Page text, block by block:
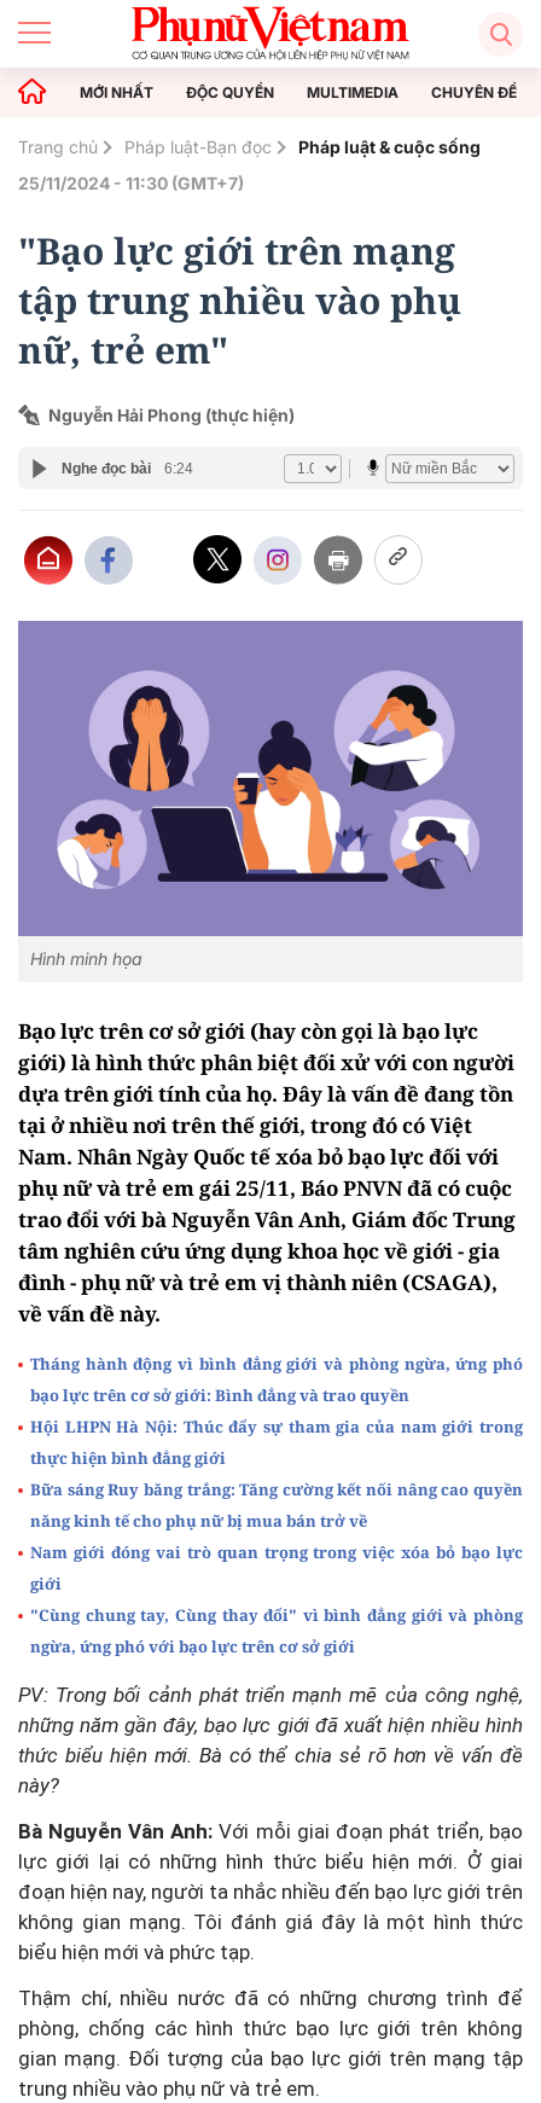
MỚI NHẤT ĐỘC QUYỀN MULTIMEDIA CHUYÊN ĐỀ
Trang chủ Pháp luật-Bạn đọc
Pháp luật & cuộc sống
25/11/2024 - 11:30 (GMT+7)
"Bạo lực giới trên mạng
tập trung nhiều vào phụ
nữ, trẻ em"
Nguyễn Hải Phong (thực hiện)
Nghe đọc bài 6:24
Hình minh họa
Bạo lực trên cơ sở giới (hay còn gọi là bạo lực
giới) là hình thức phân biệt đối xử với con người
dựa trên giới tính của họ. Đây là vấn đề đang tồn
tại ở nhiều nơi trên thế giới, trong đó có Việt
Nam. Nhân Ngày Quốc tế xóa bỏ bạo lực đối với
phụ nữ và trẻ em gái 25/11, Báo PNVN đã có cuộc
trao đổi với bà Nguyễn Vân Anh, Giám đốc Trung
tâm nghiên cứu ứng dụng khoa học về giới - gia
đình - phụ nữ và trẻ em vị thành niên (CSAGA),
về vấn đề này.
Tháng hành động vì bình đẳng giới và phòng ngừa, ứng phó
bạo lực trên cơ sở giới: Bình đẳng và trao quyền
Hội LHPN Hà Nội: Thúc đẩy sự tham gia của nam giới trong
thực hiện bình đẳng giới
Bữa sáng Ruy băng trắng: Tăng cường kết nối nâng cao quyền
năng kinh tế cho phụ nữ bị mua bán trở về
Nam giới đóng vai trò quan trọng trong việc xóa bỏ bạo lực
giới
"Cùng chung tay, Cùng thay đổi" vì bình đẳng giới và phòng
ngừa, ứng phó với bạo lực trên cơ sở giới
PV: Trong bối cảnh phát triển mạnh mẽ của công nghệ,
những năm gần đây, bạo lực giới đã xuất hiện nhiều hình
thức biểu hiện mới. Bà có thể chia sẻ rõ hơn về vấn đề
này?
Bà Nguyễn Vân Anh: Với mỗi giai đoạn phát triển, bạo
lực giới lại có những hình thức biểu hiện mới. Ở giai
đoạn hiện nay, người ta nhắc nhiều đến bạo lực giới trên
không gian mạng. Tôi đánh giá đây là một hình thức
biểu hiện mới và phức tạp.
Thậm chí, nhiều nước đã có những chương trình để
phòng, chống các hình thức bạo lực giới trên không
gian mạng. Đối tượng của bạo lực giới trên mạng tập
trung nhiều vào phụ nữ và trẻ em.